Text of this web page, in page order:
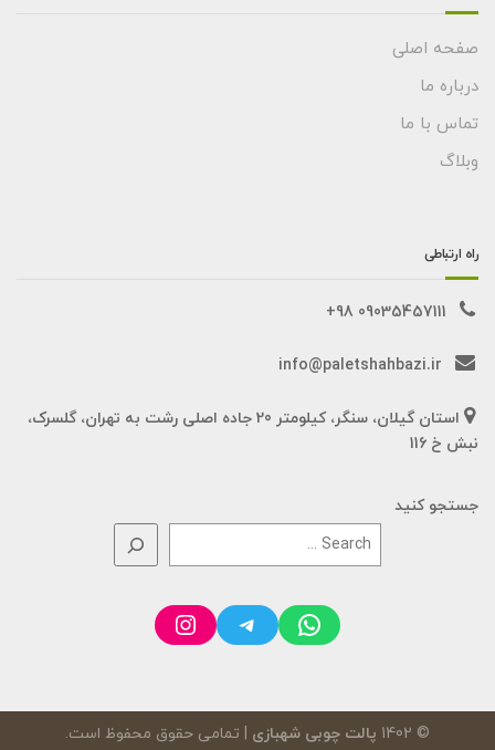
صفحه اصلی
درباره ما
تماس با ما
وبلاگ
راه ارتباطی
09035457111 98+
info@paletshahbazi.ir
استان گیلان، سنگر، کیلومتر 20 جاده اصلی رشت به تهران، گلسرک،
نبش خ 116
جستجو کنید
WhatsApp
Telegram
Instagram
© 1402 پالت چوبی شهبازی | تمامی حقوق محفوظ است.